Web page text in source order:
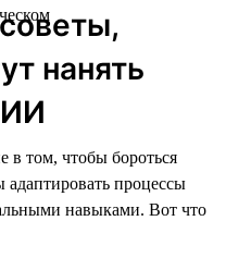
нанять
ИИ
в том, чтобы бороться
адаптировать процессы
навыками. Вот что